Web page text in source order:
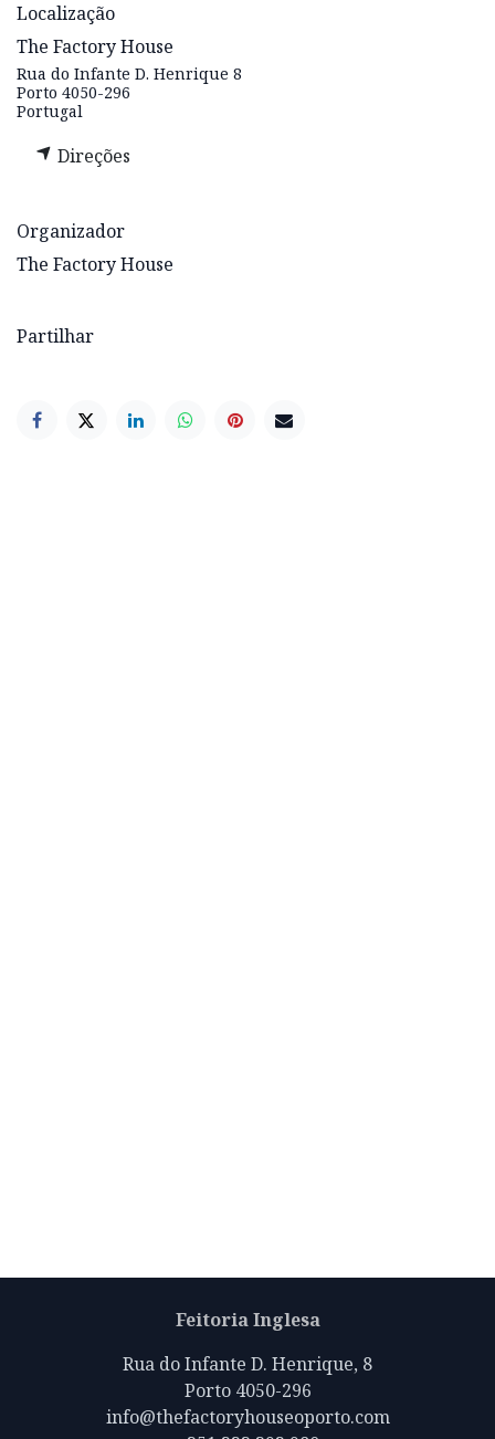
Localização
The Factory House
Rua do Infante D. Henrique 8
Porto 4050-296
Portugal
Direções
Organizador
The Factory House
Partilhar
Feitoria Inglesa
Rua do Infante D. Henrique, 8
Porto 4050-296
info@thefactoryhouseoporto.com